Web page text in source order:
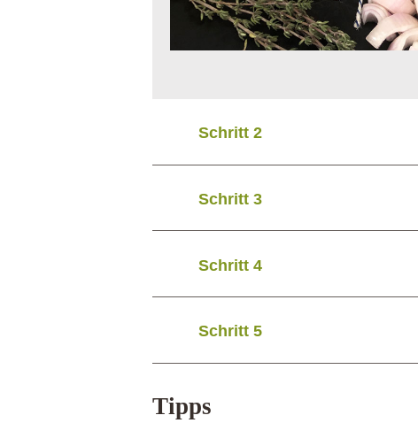
Schritt 2
Schritt 3
Schritt 4
Schritt 5
Tipps